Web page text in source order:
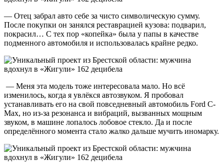
— Отец забрал авто себе за чисто символическую сумму.
После покупки он занялся реставрацией кузова: подварил,
покрасил… С тех пор «копейка» была у папы в качестве
подменного автомобиля и использовалась крайне редко.
— Меня эта модель тоже интересовала мало. Но всё
изменилось, когда я увлёкся автозвуком. Я пробовал
устанавливать его на свой повседневный автомобиль Ford C-
Max, но из-за резонанса и вибраций, вызванных мощным
звуком, в машине лопалось лобовое стекло. Да и после
определённого момента стало жалко дальше мучить иномарку.